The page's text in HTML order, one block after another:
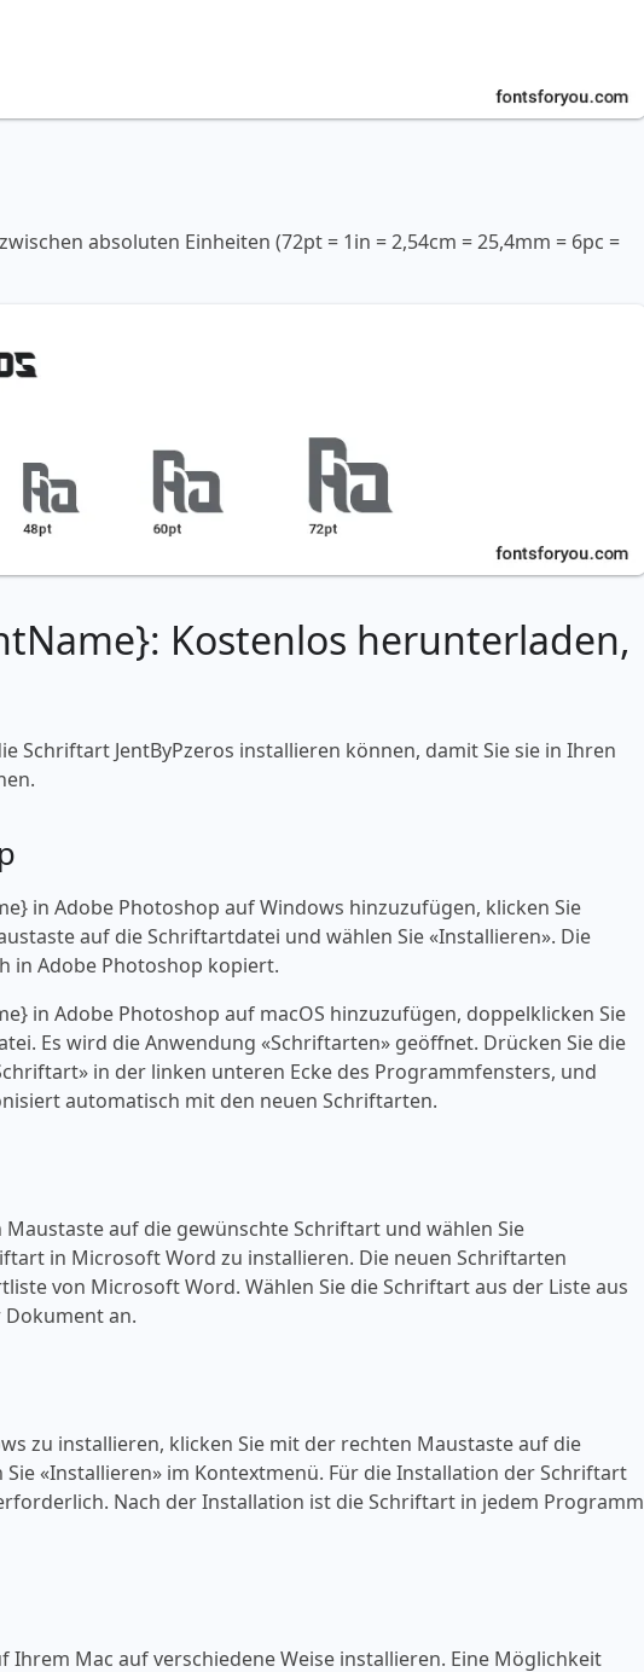
absoluten Einheiten (72pt = 1in = 2,54cm = 25,4mm = 6pc =
Kostenlos herunterladen,
Schriftart JentByPzeros installieren können, damit Sie sie in Ihren
in Adobe Photoshop auf Windows hinzuzufügen, klicken Sie
auf die Schriftartdatei und wählen Sie «‎Installieren». Die
in Adobe Photoshop kopiert.
in Adobe Photoshop auf macOS hinzuzufügen, doppelklicken Sie
Es wird die Anwendung «‎Schriftarten» geöffnet. Drücken Sie die
in der linken unteren Ecke des Programmfensters, und
automatisch mit den neuen Schriftarten.
Maustaste auf die gewünschte Schriftart und wählen Sie
in Microsoft Word zu installieren. Die neuen Schriftarten
von Microsoft Word. Wählen Sie die Schriftart aus der Liste aus
Dokument an.
zu installieren, klicken Sie mit der rechten Maustaste auf die
«‎Installieren» im Kontextmenü. Für die Installation der Schriftart
Nach der Installation ist die Schriftart in jedem Programm
Ihrem Mac auf verschiedene Weise installieren. Eine Möglichkeit